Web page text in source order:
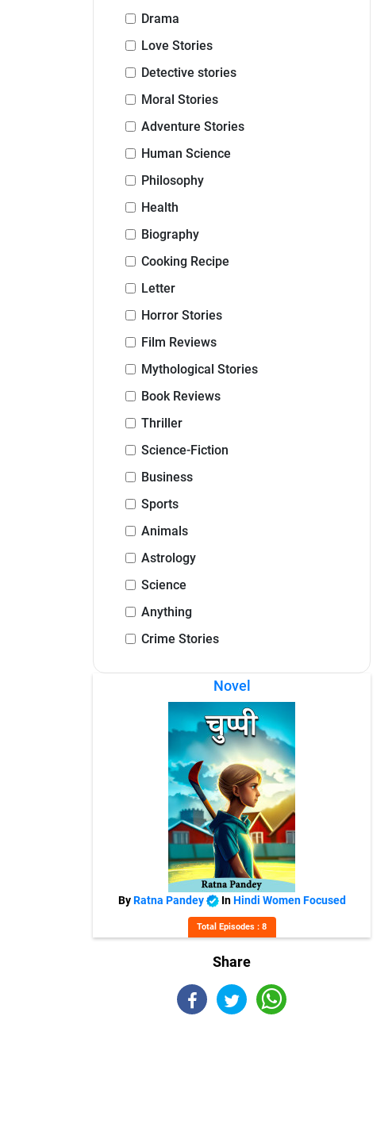
Drama
Love Stories
Detective stories
Moral Stories
Adventure Stories
Human Science
Philosophy
Health
Biography
Cooking Recipe
Letter
Horror Stories
Film Reviews
Mythological Stories
Book Reviews
Thriller
Science-Fiction
Business
Sports
Animals
Astrology
Science
Anything
Crime Stories
Novel
ByRatna Pandey InHindi Women Focused
Total Episodes : 8
Share